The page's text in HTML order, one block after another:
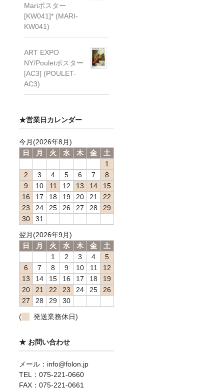
Mariポスター
[KW041]* (MARI-
KW041)
ART EXPO
NY/Pouletポスター
[AC3] (POULET-
AC3)
★営業日カレンダー
今月(2026年8月)
日
月 火 水 木 金
土
1
2
3 4 5 6 7
8
9
10 11 12 13 14
15
16
17 18 19 20 21
22
23
24 25 26 27 28
29
30
31
翌月(2026年9月)
日
月 火 水 木 金
土
1
2 3 4
5
6
7 8 9 10 11
12
13
14 15 16 17 18
19
20
21 22 23 24 25
26
27
28 29
30
(
発送業務休日)
★ お問い合わせ
メール：info@folon.jp
TEL：075-221-0660
FAX：075-221-0661